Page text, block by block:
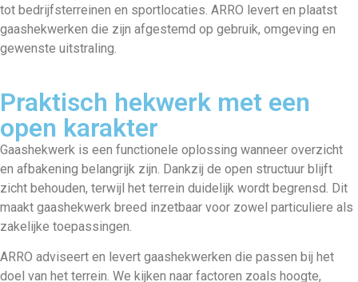
tot bedrijfsterreinen en sportlocaties. ARRO levert en plaatst
gaashekwerken die zijn afgestemd op gebruik, omgeving en
gewenste uitstraling.
Praktisch hekwerk met een
open karakter
Gaashekwerk is een functionele oplossing wanneer overzicht
en afbakening belangrijk zijn. Dankzij de open structuur blijft
zicht behouden, terwijl het terrein duidelijk wordt begrensd. Dit
maakt gaashekwerk breed inzetbaar voor zowel particuliere als
zakelijke toepassingen.
ARRO adviseert en levert gaashekwerken die passen bij het
doel van het terrein. We kijken naar factoren zoals hoogte,